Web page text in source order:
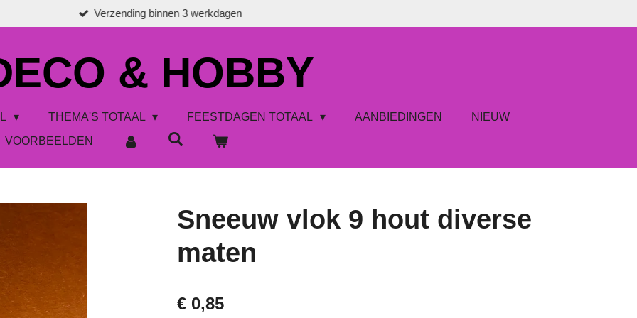
Verzending binnen 3 werkdagen
& HOBBY
THEMA'S TOTAAL FEESTDAGEN TOTAAL AANBIEDINGEN
NIEUW
VOORBEELDEN
Sneeuw vlok 9 hout diverse
maten
€ 0,85